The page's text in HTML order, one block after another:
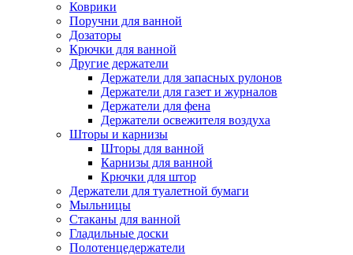
Коврики
Поручни для ванной
Дозаторы
Крючки для ванной
Другие держатели
Держатели для запасных рулонов
Держатели для газет и журналов
Держатели для фена
Держатели освежителя воздуха
Шторы и карнизы
Шторы для ванной
Карнизы для ванной
Крючки для штор
Держатели для туалетной бумаги
Мыльницы
Стаканы для ванной
Гладильные доски
Полотенцедержатели